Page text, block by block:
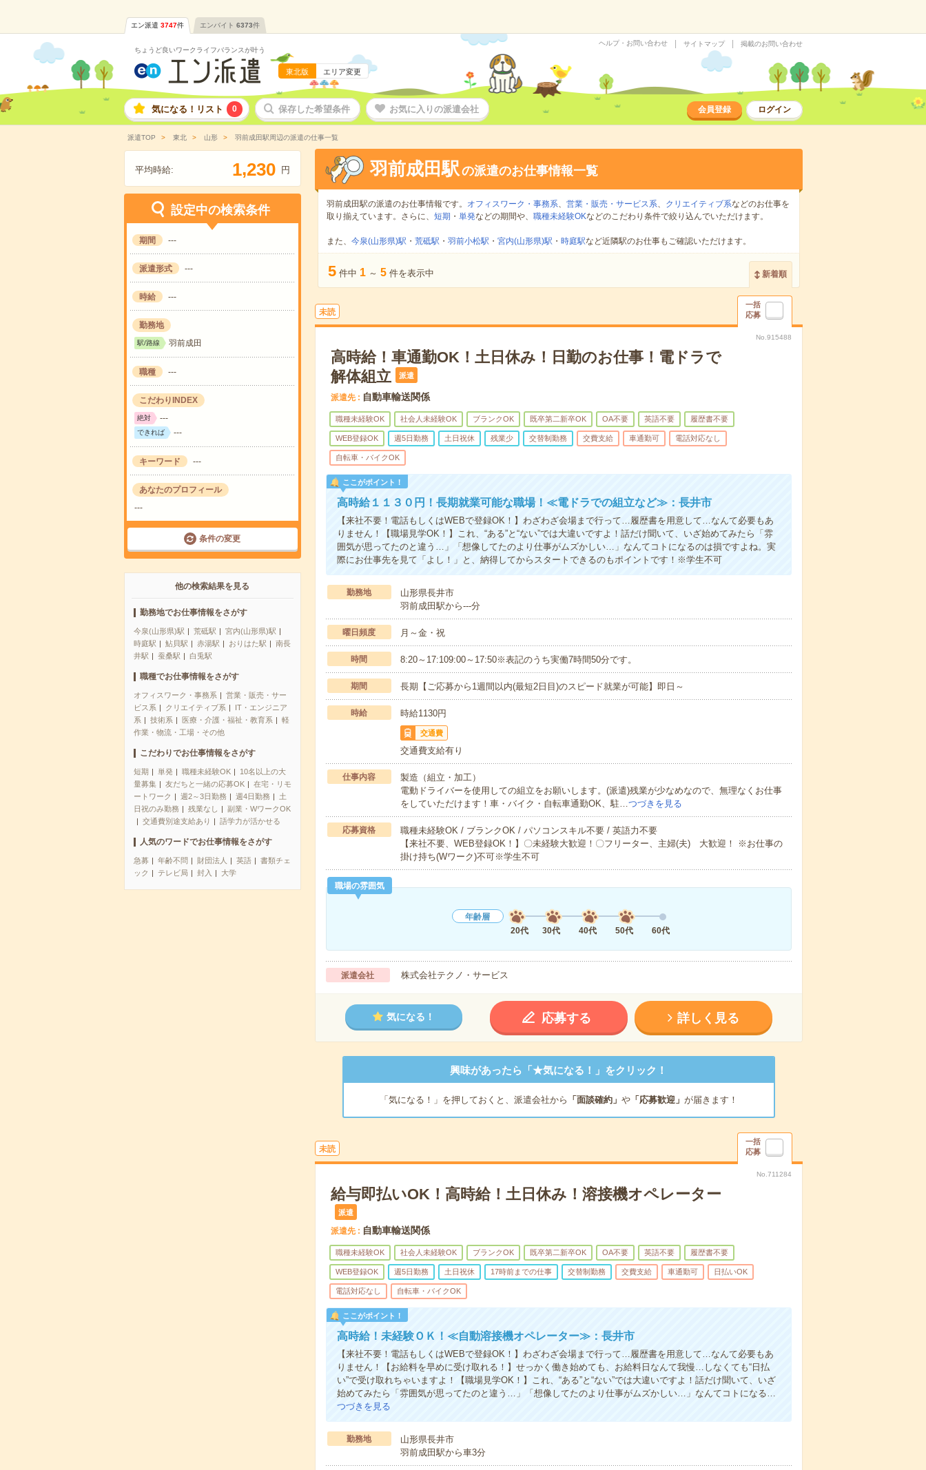
エン派遣 3747件 エンバイト 6373件
ちょうど良いワークライフバランスが叶う
東北版 エリア変更
ヘルプ・お問い合わせ サイトマップ 掲載のお問い合わせ
気になる！リスト 0 保存した希望条件 お気に入りの派遣会社 会員登録 ログイン
派遣TOP 東北 山形 羽前成田駅周辺の派遣の仕事一覧
平均時給: 1,230 円
設定中の検索条件
期間 ---
派遣形式 ---
時給 ---
勤務地
駅/路線 羽前成田
職種 ---
こだわりINDEX
絶対 ---
できれば ---
キーワード ---
あなたのプロフィール
---
条件の変更
他の検索結果を見る
勤務地でお仕事情報をさがす
今泉(山形県)駅 荒砥駅
宮内(山形県)駅
時庭駅
鮎貝駅 赤湯駅 おりはた駅
南長
井駅
蚕桑駅 白兎駅
職種でお仕事情報をさがす
オフィスワーク・事務系
営業・販売・サー
ビス系
クリエイティブ系
IT・エンジニア
系
技術系 医療・介護・福祉・教育系
軽
作業・物流・工場・その他
こだわりでお仕事情報をさがす
短期 単発 職種未経験OK
10名以上の大
量募集
友だちと一緒の応募OK
在宅・リモ
ートワーク
週2～3日勤務 週4日勤務
土
日祝のみ勤務
残業なし
副業・WワークOK
交通費別途支給あり
語学力が活かせる
人気のワードでお仕事情報をさがす
急募 年齢不問 財団法人 英語
書類チェ
ック
テレビ局 封入 大学
羽前成田駅の派遣のお仕事情報一覧
羽前成田駅の派遣のお仕事情報です。 オフィスワーク・事務系、 営業・販売・サービス系、 クリエイティブ系などのお仕事を
取り揃えています。さらに、 短期 ・ 単発などの期間や、 職種未経験OKなどのこだわり条件で絞り込んでいただけます。
また、 今泉(山形県)駅 ・ 荒砥駅 ・ 羽前小松駅 ・ 宮内(山形県)駅 ・ 時庭駅など近隣駅のお仕事もご確認いただけます。
5 件中 1 ～ 5 件を表示中 新着順
未読
一括
応募
No.915488
高時給！車通勤OK！土日休み！日勤のお仕事！電ドラで
解体組立
派遣
派遣先 自動車輸送関係
職種未経験OK 社会人未経験OK ブランクOK 既卒第二新卒OK OA不要 英語不要 履歴書不要
WEB登録OK 週5日勤務 土日祝休 残業少 交替制勤務 交費支給 車通勤可 電話対応なし
自転車・バイクOK
ここがポイント！
高時給１１３０円！長期就業可能な職場！≪電ドラでの組立など≫：長井市
【来社不要！電話もしくはWEBで登録OK！】わざわざ会場まで行って…履歴書を用意して…なんて必要もあ
りません！【職場見学OK！】これ、“ある”と“ない”では大違いですよ！話だけ聞いて、いざ始めてみたら「雰
囲気が思ってたのと違う…」「想像してたのより仕事がムズかしい…」なんてコトになるのは損ですよね。実
際にお仕事先を見て「よし！」と、納得してからスタートできるのもポイントです！※学生不可
勤務地
山形県長井市
羽前成田駅から---分
曜日頻度 月～金・祝
時間 8:20～17:109:00～17:50※表記のうち実働7時間50分です。
期間 長期【ご応募から1週間以内(最短2日目)のスピード就業が可能】即日～
時給 時給1130円
交通費
交通費支給有り
仕事内容
製造（組立・加工）
電動ドライバーを使用しての組立をお願いします。(派遣)残業が少なめなので、無理なくお仕事
をしていただけます！車・バイク・自転車通勤OK、駐…つづきを見る
応募資格
職種未経験OK / ブランクOK / パソコンスキル不要 / 英語力不要
【来社不要、WEB登録OK！】〇未経験大歓迎！〇フリーター、主婦(夫) 大歓迎！ ※お仕事の
掛け持ち(Wワーク)不可※学生不可
職場の雰囲気
年齢層
20代
30代 40代 50代 60代
派遣会社 株式会社テクノ・サービス
気になる！ 応募する 詳しく見る
興味があったら「★気になる！」をクリック！
「気になる！」を押しておくと、派遣会社から 「面談確約」 や「応募歓迎」 が届きます！
未読
一括
応募
No.711284
給与即払いOK！高時給！土日休み！溶接機オペレーター
派遣
派遣先 自動車輸送関係
職種未経験OK 社会人未経験OK ブランクOK 既卒第二新卒OK OA不要 英語不要 履歴書不要
WEB登録OK 週5日勤務 土日祝休 17時前までの仕事 交替制勤務 交費支給 車通勤可 日払いOK
電話対応なし 自転車・バイクOK
ここがポイント！
高時給！未経験ＯＫ！≪自動溶接機オペレーター≫：長井市
【来社不要！電話もしくはWEBで登録OK！】わざわざ会場まで行って…履歴書を用意して…なんて必要もあ
りません！【お給料を早めに受け取れる！】せっかく働き始めても、お給料日なんて我慢…しなくても“日払
い”で受け取れちゃいますよ！【職場見学OK！】これ、“ある”と“ない”では大違いですよ！話だけ聞いて、いざ
始めてみたら「雰囲気が思ってたのと違う…」「想像してたのより仕事がムズかしい…」なんてコトになる…
つづきを見る
勤務地
山形県長井市
羽前成田駅から車3分